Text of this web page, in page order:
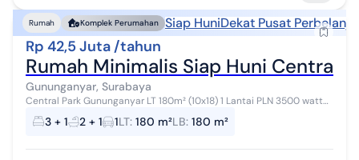
Rumah Komplek Perumahan Siap HuniDekat Pusat
Rp 42,5 Juta /tahun
Rumah Minimalis Siap Huni Central
Gununganyar, Surabaya
Central Park Gununganyar LT 180m² (10x18) 1 Lantai PLN 3500 watt
(token) PDAM KT 3+1 KM 2+1 Lebar jln sekitar 5 meter One gate
sistem Harg...
3 + 1 2 + 1 1LT: 180 m²LB: 180 m²